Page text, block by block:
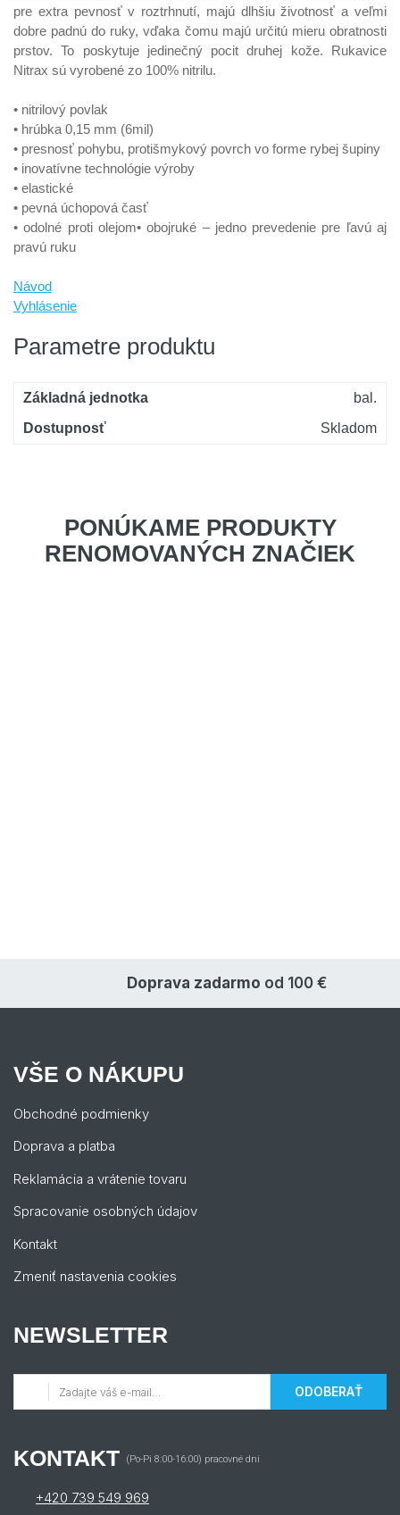
pre extra pevnosť v roztrhnutí, majú dlhšiu životnosť a veľmi
dobre padnú do ruky, vďaka čomu majú určitú mieru obratnosti
prstov. To poskytuje jedinečný pocit druhej kože. Rukavice
Nitrax sú vyrobené zo 100% nitrilu.
• nitrilový povlak
• hrúbka 0,15 mm (6mil)
• presnosť pohybu, protišmykový povrch vo forme rybej šupiny
• inovatívne technológie výroby
• elastické
• pevná úchopová časť
• odolné proti olejom• obojruké – jedno prevedenie pre ľavú aj
pravú ruku
Návod
Vyhlásenie
Parametre produktu
Základná jednotka
bal.
Dostupnosť
Skladom
PONÚKAME PRODUKTY
RENOMOVANÝCH ZNAČIEK
Doprava zadarmo od 100 €
VŠE O NÁKUPU
Obchodné podmienky
Doprava a platba
Reklamácia a vrátenie tovaru
Spracovanie osobných údajov
Kontakt
Zmeniť nastavenia cookies
NEWSLETTER
ODOBERAŤ
KONTAKT (Po-Pi 8:00-16:00) pracovné dni
+420 739 549 969